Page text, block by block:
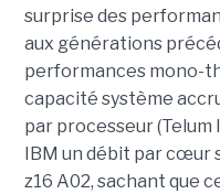
surprise des
aux générations
performances mono-
capacité système
par processeur (Telum
IBM un débit par cœur
z16 A02, sachant que